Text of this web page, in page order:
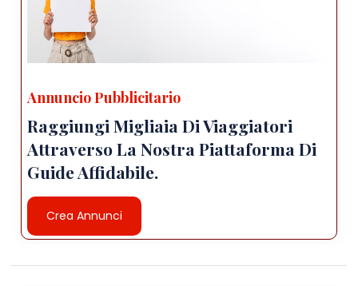
Annuncio Pubblicitario
Raggiungi Migliaia Di Viaggiatori
Attraverso La Nostra Piattaforma Di
Guide Affidabile.
Crea Annunci